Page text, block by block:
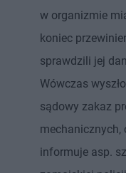
w organizmie
koniec
sprawdzili jej
Wówczas
sądowy zakaz
mechanicznych,
informuje asp.